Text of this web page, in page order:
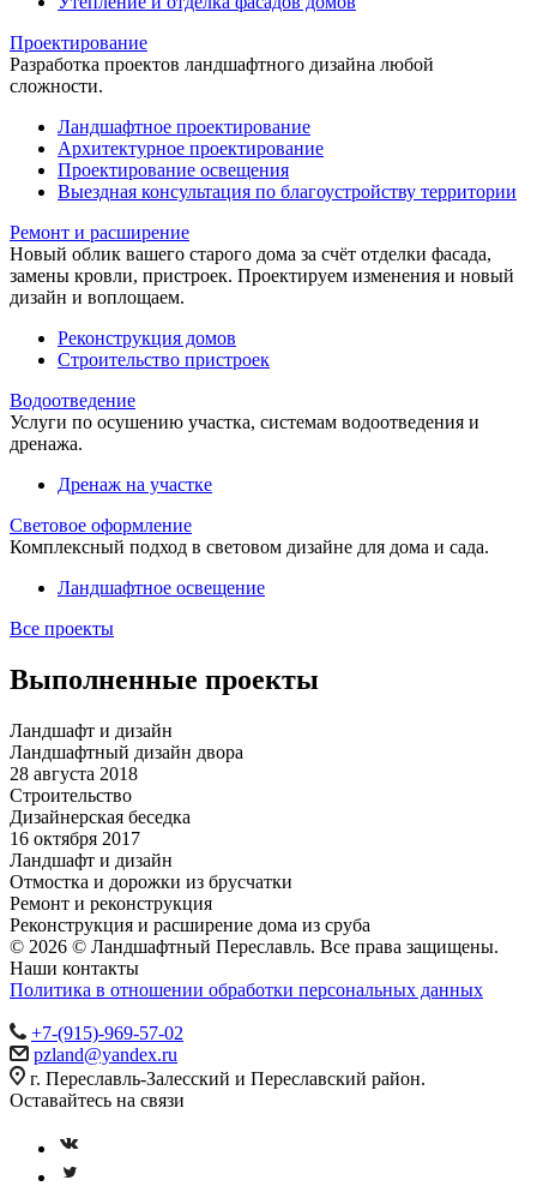
Проектирование
Разработка проектов ландшафтного дизайна любой
сложности.
Ландшафтное проектирование
Архитектурное проектирование
Проектирование освещения
Выездная консультация по благоустройству территории
Ремонт и расширение
Новый облик вашего старого дома за счёт отделки фасада,
замены кровли, пристроек. Проектируем изменения и новый
дизайн и воплощаем.
Реконструкция домов
Строительство пристроек
Водоотведение
Услуги по осушению участка, системам водоотведения и
дренажа.
Дренаж на участке
Световое оформление
Комплексный подход в световом дизайне для дома и сада.
Ландшафтное освещение
Все проекты
Выполненные проекты
Ландшафт и дизайн
Ландшафтный дизайн двора
28 августа 2018
Строительство
Дизайнерская беседка
16 октября 2017
Ландшафт и дизайн
Отмостка и дорожки из брусчатки
Ремонт и реконструкция
Реконструкция и расширение дома из сруба
© 2026 © Ландшафтный Переславль. Все права защищены.
Наши контакты
Политика в отношении обработки персональных данных
+7-(915)-969-57-02
pzland@yandex.ru
г. Переславль-Залесский и Переславский район.
Оставайтесь на связи